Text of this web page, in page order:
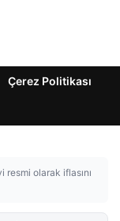
Çerez Politikası
resmi olarak iflasını